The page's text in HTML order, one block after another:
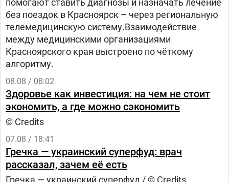
помогают ставить диагнозы и назначать лечение
без поездок в Красноярск – через региональную
телемедицинскую систему.Взаимодействие
между медицинскими организациями
Красноярского края выстроено по чёткому
алгоритму.
08.08 / 08:02
Здоровье как инвестиция: на чем не стоит
экономить, а где можно сэкономить
© Credits
07.08 / 18:41
Гречка — украинский суперфуд: врач
рассказал, зачем её есть
Гречка — украинский суперфуд / © Credits